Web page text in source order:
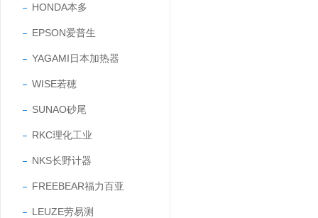
HONDA本多
EPSON爱普生
YAGAMI日本加热器
WISE若穂
SUNAO砂尾
RKC理化工业
NKS长野计器
FREEBEAR福力百亚
LEUZE劳易测